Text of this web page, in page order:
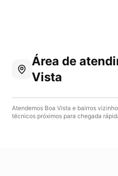
Área de
Vista
Atendemos Boa Vista e bairros
técnicos próximos para chegada